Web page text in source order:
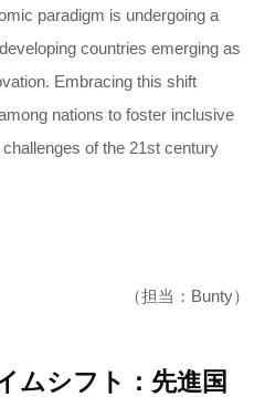
paradigm is undergoing a
countries emerging as
Embracing this shift
nations to foster inclusive
of the 21st century
（担当：Bunty）
ムシフト：先進国